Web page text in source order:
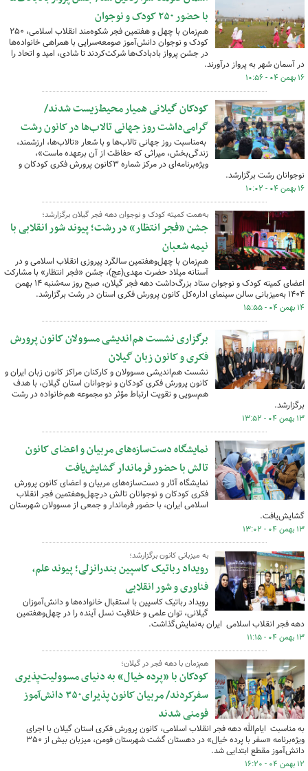
با حضور ۲۵۰ کودک و نوجوان
هم‌زمان با چهل و هفتمین فجر شکوه‌مند انقلاب اسلامی، ۲۵۰
کودک و نوجوان دانش‌آموز صومعه‌سرایی با همراهی خانواده‌ها
در جشن پرواز بادبادک‌ها شرکت‌کردند تا شادی، امید و اتحاد را
در آسمان شهر به پرواز درآورند.
۱۶ بهمن ۰۴ - ۱۰:۵۶
کودکان گیلانی همیار محیط‌زیست شدند/
گرامی‌داشت روز جهانی تالاب‌ها در کانون رشت
به‌مناسبت روز جهانی تالاب‌ها و با شعار «تالاب‌ها، ارزشمند،
زندگی‌بخش، میراثی که حفاظت از آن برعهده‌ ماست»،
ویژه‌برنامه‌ای در مرکز شماره ۳کانون پرورش فکری کودکان و
نوجوانان رشت برگزارشد.
۱۶ بهمن ۰۴ - ۱۰:۰۲
به‌همت کمیته کودک و نوجوان دهه فجر گیلان برگزارشد؛
جشن «فجر انتظار» در رشت؛ پیوند شور انقلابی با
نیمه شعبان
هم‌زمان با چهل‌وهفتمین سالگرد پیروزی انقلاب اسلامی و در
آستانه میلاد حضرت مهدی(عج)، جشن «فجر انتظار» با مشارکت
اعضای کمیته کودک و نوجوان ستاد بزرگ‌داشت دهه فجر گیلان، صبح روز سه‌شنبه ۱۴ بهمن
۱۴۰۴ به‌میزبانی سالن سینمای اداره‌کل کانون پرورش فکری استان در رشت برگزارشد.
۱۴ بهمن ۰۴ - ۱۵:۵۵
برگزاری نشست هم‌اندیشی مسوولان کانون پرورش
فکری و کانون زبان گیلان
نشست هم‌اندیشی مسوولان و کارکنان مراکز کانون زبان ایران و
کانون پرورش فکری کودکان و نوجوانان استان گیلان، با هدف
هم‌سویی و تقویت ارتباط مؤثر دو مجموعه هم‌خانواده در رشت
برگزارشد.
۱۳ بهمن ۰۴ - ۱۳:۵۲
نمایشگاه دست‌سازه‌های مربیان و اعضای کانون
تالش با حضور فرماندار گشایش‌یافت
نمایشگاه آثار و دست‌سازه‌های مربیان و اعضای کانون پرورش
فکری کودکان و نوجوانان تالش درچهل‌وهفتمین فجر انقلاب
اسلامی ایران، با حضور فرماندار و جمعی از مسوولان شهرستان
گشایش‌یافت.
۱۳ بهمن ۰۴ - ۱۳:۰۲
به میزبانی کانون برگزارشد؛
رویداد رباتیک کاسپین بندرانزلی؛ پیوند علم،
فناوری و شور انقلابی
رویداد رباتیک کاسپین با استقبال خانواده‌ها و دانش‌آموزان
گیلانی، توان علمی و خلاقیت نسل آینده را در چهل‌وهفتمین
دهه فجر انقلاب اسلامی ایران به‌نمایش‌گذاشت.
۱۳ بهمن ۰۴ - ۱۱:۱۵
هم‌زمان با دهه فجر در گیلان؛
کودکان با «پرده‌ خیال» به دنیای مسوولیت‌پذیری
سفرکردند/ مربیان کانون پذیرای۳۵۰ دانش‌آموز
فومنی شدند
به مناسبت ایام‌الله دهه‌ فجر انقلاب اسلامی، کانون پرورش فکری استان گیلان با اجرای
ویژه‌برنامه «سفر با پرده‌ خیال» در دهستان گشت شهرستان فومن، میزبان بیش از ۳۵۰
دانش‌آموز مقطع ابتدایی شد.
۱۲ بهمن ۰۴ - ۱۶:۲۰